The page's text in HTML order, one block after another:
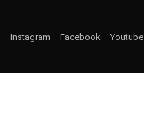
Instagram Facebook Youtube